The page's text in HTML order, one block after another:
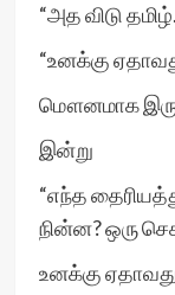
“அத விடு
“உனக்கு
மௌனமாக
இன்று
“எந்த
நின்ன? ஒரு
உனக்கு